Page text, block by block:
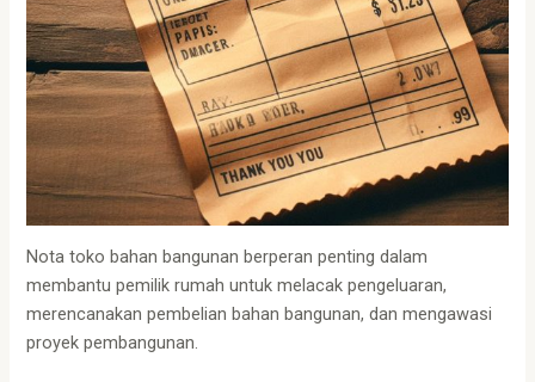
Nota toko bahan bangunan berperan penting dalam
membantu pemilik rumah untuk melacak pengeluaran,
merencanakan pembelian bahan bangunan, dan mengawasi
proyek pembangunan.